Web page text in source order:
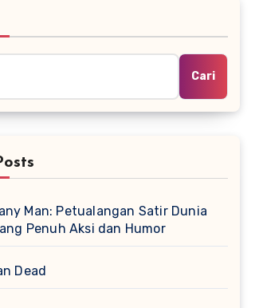
Cari
Man: Petualangan Satir Dunia
Penuh Aksi dan Humor
Dead